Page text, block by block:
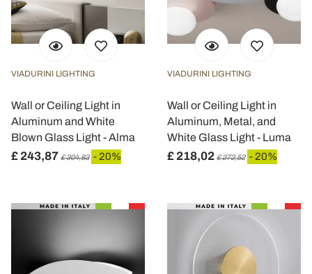
VIADURINI LIGHTING
Wall or Ceiling Light in
Aluminum and White
Blown Glass Light - Alma
£ 243,87 £ 304,83 - 20%
VIADURINI LIGHTING
Wall or Ceiling Light in
Aluminum, Metal, and
White Glass Light - Luma
£ 218,02 £ 272,52 - 20%